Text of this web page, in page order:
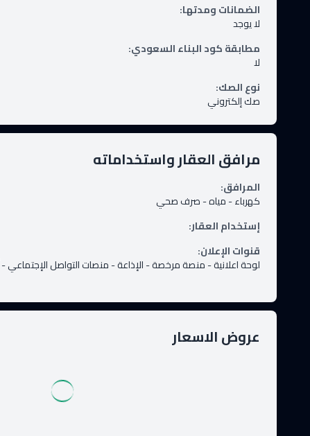
الضمانات ومدتها:
لا يوجد
مطابقة كود البناء السعودي:
لا
نوع الصك:
صك إلكتروني
مرافق العقار واستخداماته
المرافق:
كهرباء-مياه-صرف صحي
إستخدام العقار:
قنوات الإعلان:
لوحة اعلانية-منصة مرخصة-الإذاعة-منصات التواصل الإجتماعي-
عروض الاسعار